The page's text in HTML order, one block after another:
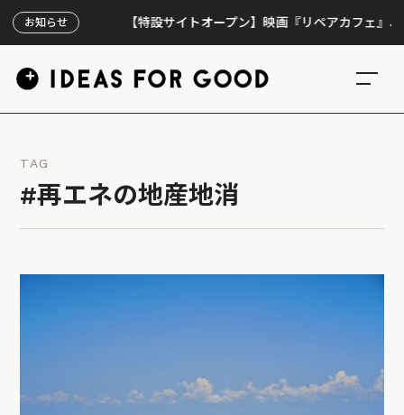
お知らせ 【特設サイトオープン】映画『リペアカフェ』、上映
TAG
#再エネの地産地消